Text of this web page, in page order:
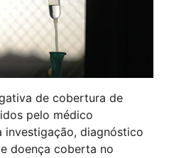
de cobertura de
pelo médico
investigação, diagnóstico
doença coberta no